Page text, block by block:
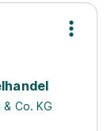
Co. KG